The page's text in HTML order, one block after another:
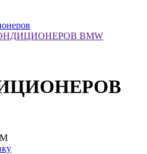
BMW